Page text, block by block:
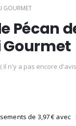
GOURMET
Pécan
Gourmet
( Il n'y a pas encore
de 3,97€ avec